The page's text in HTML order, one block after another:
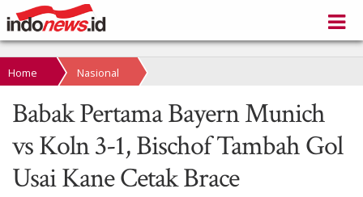
Home Nasional
Babak Pertama Bayern Munich
vs Koln 3-1, Bischof Tambah Gol
Usai Kane Cetak Brace